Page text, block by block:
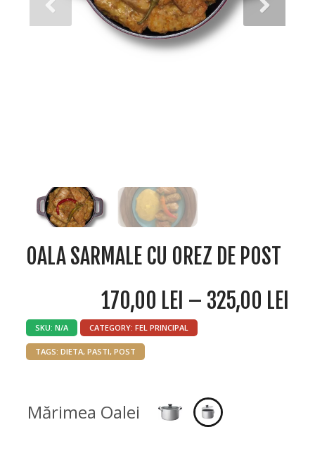
OALA SARMALE CU OREZ DE POST
170,00 LEI – 325,00 LEI
SKU: N/A CATEGORY: FEL PRINCIPAL
TAGS: DIETA, PASTI, POST
Mărimea Oalei